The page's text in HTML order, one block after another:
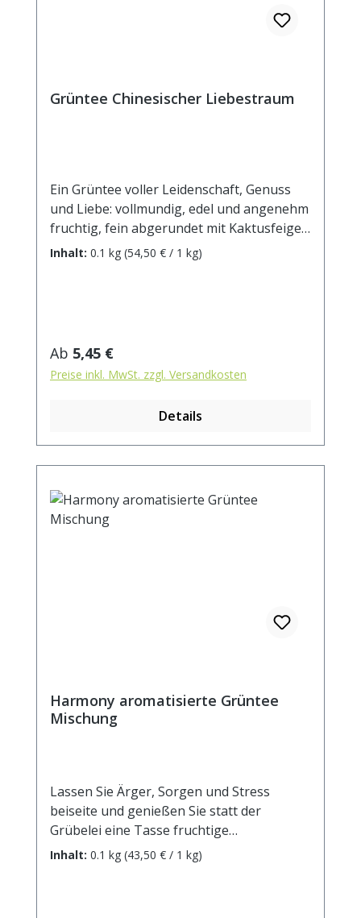
Grüntee Chinesischer Liebestraum
Ein Grüntee voller Leidenschaft, Genuss
und Liebe: vollmundig, edel und angenehm
fruchtig, fein abgerundet mit Kaktusfeige
und Rosenblütenblättern.Zutaten: Grüntee
auf 90° abgekühlt, aufgiessen. Ziehzeit: ca.
3 min.
Inhalt: 0.1 kg (54,50 € / 1 kg)
Regulärer Preis:
Ab 5,45 €
Preise inkl. MwSt. zzgl. Versandkosten
Details
Harmony aromatisierte Grüntee
Mischung
Lassen Sie Ärger, Sorgen und Stress
beiseite und genießen Sie statt der
Grübelei eine Tasse fruchtige
Harmonie!Zutaten: Grüner Tee China
Inhalt: 0.1 kg (43,50 € / 1 kg)